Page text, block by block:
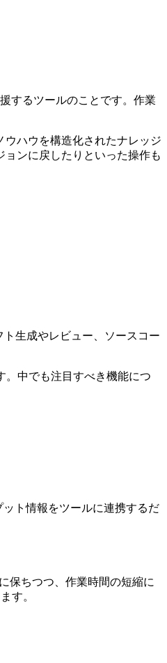
するツールのことです。作業
ハウを構造化されたナレッジ
ンに戻したりといった操作も
生成やレビュー、ソースコー
。中でも注目すべき機能につ
ト情報をツールに連携するだ
保ちつつ、作業時間の短縮に
す。